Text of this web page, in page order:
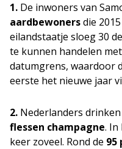
1. De inwoners van
aardbewonersdie
eilandstaatje sloeg 30
te kunnen handelen
datumgrens, waardoor
eerste het nieuwe jaar
2. Nederlanders
flessen champagne. In
keer zoveel. Rond de 95